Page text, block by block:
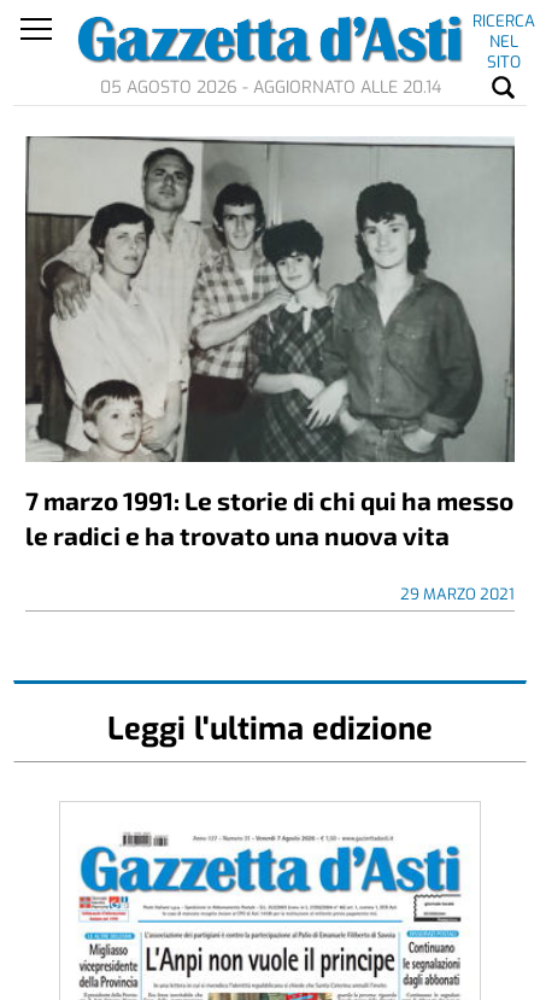
RICERCA
NEL
SITO
05 AGOSTO 2026 - AGGIORNATO ALLE 20.14
7 marzo 1991: Le storie di chi qui ha messo
le radici e ha trovato una nuova vita
29 MARZO 2021
Leggi l'ultima edizione